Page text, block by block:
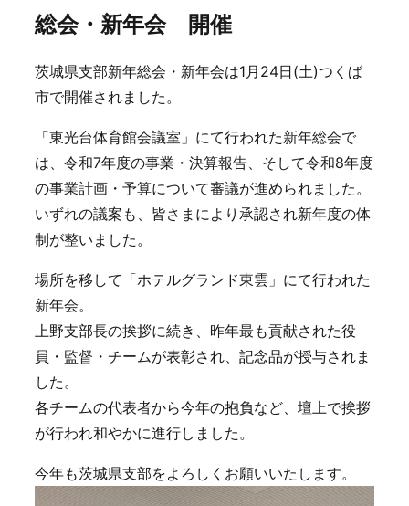
総会・新年会 開催
茨城県支部新年総会・新年会は1月24日(土)つくば
市で開催されました。
「東光台体育館会議室」にて行われた新年総会で
は、令和7年度の事業・決算報告、そして令和8年度
の事業計画・予算について審議が進められました。
いずれの議案も、皆さまにより承認され新年度の体
制が整いました。
場所を移して「ホテルグランド東雲」にて行われた
新年会。
上野支部長の挨拶に続き、昨年最も貢献された役
員・監督・チームが表彰され、記念品が授与されま
した。
各チームの代表者から今年の抱負など、壇上で挨拶
が行われ和やかに進行しました。
今年も茨城県支部をよろしくお願いいたします。